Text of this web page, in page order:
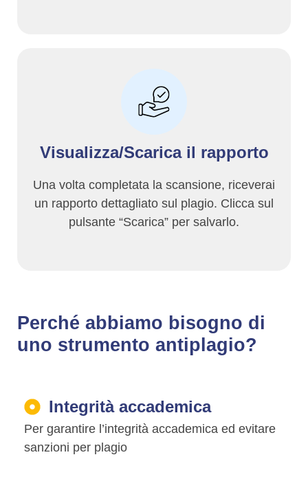
Visualizza/Scarica il rapporto
Una volta completata la scansione, riceverai
un rapporto dettagliato sul plagio. Clicca sul
pulsante “Scarica” ​​per salvarlo.
Perché abbiamo bisogno di
uno strumento antiplagio?
Integrità accademica
Per garantire l’integrità accademica ed evitare
sanzioni per plagio